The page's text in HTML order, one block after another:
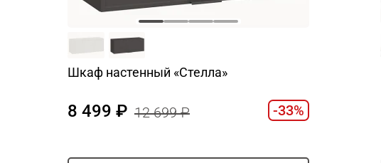
Шкаф настенный «Стелла»
8 499 12 699 -33%